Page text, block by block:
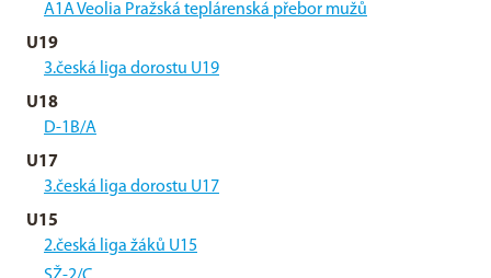
A1A Veolia Pražská teplárenská přebor mužů
U19
3.česká liga dorostu U19
U18
D-1B/A
U17
3.česká liga dorostu U17
U15
2.česká liga žáků U15